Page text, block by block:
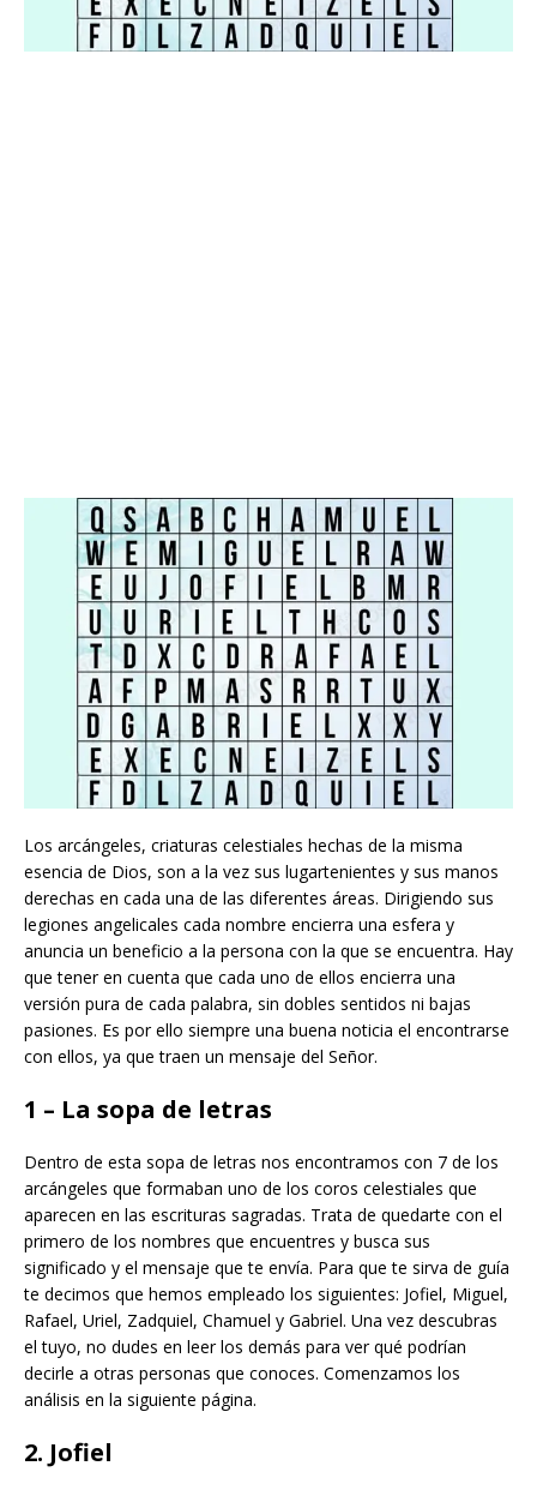
Los arcángeles, criaturas celestiales hechas de la misma
esencia de Dios, son a la vez sus lugartenientes y sus manos
derechas en cada una de las diferentes áreas. Dirigiendo sus
legiones angelicales cada nombre encierra una esfera y
anuncia un beneficio a la persona con la que se encuentra. Hay
que tener en cuenta que cada uno de ellos encierra una
versión pura de cada palabra, sin dobles sentidos ni bajas
pasiones. Es por ello siempre una buena noticia el encontrarse
con ellos, ya que traen un mensaje del Señor.
1 – La sopa de letras
Dentro de esta sopa de letras nos encontramos con 7 de los
arcángeles que formaban uno de los coros celestiales que
aparecen en las escrituras sagradas. Trata de quedarte con el
primero de los nombres que encuentres y busca sus
significado y el mensaje que te envía. Para que te sirva de guía
te decimos que hemos empleado los siguientes: Jofiel, Miguel,
Rafael, Uriel, Zadquiel, Chamuel y Gabriel. Una vez descubras
el tuyo, no dudes en leer los demás para ver qué podrían
decirle a otras personas que conoces. Comenzamos los
análisis en la siguiente página.
2. Jofiel